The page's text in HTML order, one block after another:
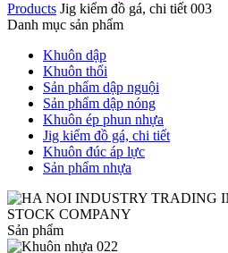
Products Jig kiểm đồ gá, chi tiết 003
Danh mục sản phẩm
Khuôn dập
Khuôn thổi
Sản phẩm dập nguội
Sản phẩm dập nóng
Khuôn ép phun nhựa
Jig kiểm đồ gá, chi tiết
Khuôn đúc áp lực
Sản phẩm nhựa
Sản phẩm